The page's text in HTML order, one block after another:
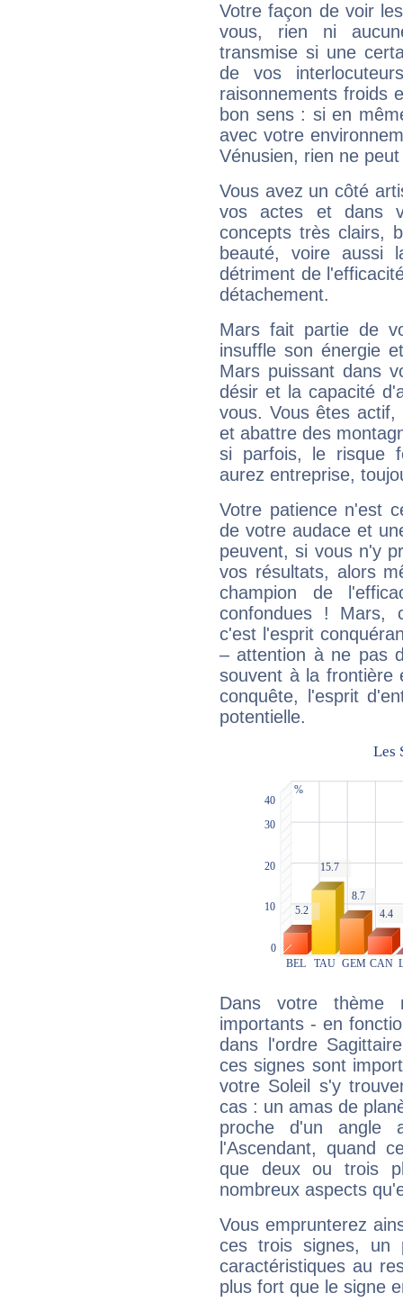
Votre façon de voir
vous, rien ni
transmise si une
de vos
raisonnements froids
bon sens : si en
avec votre
Vénusien, rien ne
Vous avez un côté
vos actes et dans
concepts très clairs,
beauté, voire aussi
détriment de
détachement.
Mars fait partie de
insuffle son énergie
Mars puissant dans
désir et la capacité
vous. Vous êtes
et abattre des
si parfois, le risque
aurez entreprise,
Votre patience n'est
de votre audace et
peuvent, si vous n'y
vos résultats, alors
champion de
confondues ! Mars,
c'est l'esprit
– attention à ne pas
souvent à la frontière
conquête, l'esprit
potentielle.
Dans votre thème
importants - en
dans l'ordre
ces signes sont
votre Soleil s'y
cas : un amas de
proche d'un
l'Ascendant, quand
que deux ou trois
nombreux aspects
Vous emprunterez
ces trois signes, un
caractéristiques au
plus fort que le signe